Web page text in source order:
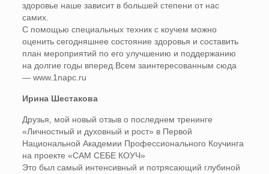
здоровье наше зависит в большей степени от нас
самих.
С помощью специальных техник с коучем можно
оценить сегодняшнее состояние здоровья и составить
план мероприятий по его улучшению и поддержанию
на долгие годы вперед.Всем заинтересованным сюда
— www.1napc.ru
Ирина Шестакова
Друзья, мой новый отзыв о последнем тренинге
«Личностный и духовный и рост» в Первой
Национальной Академии Профессионального Коучинга
на проекте «САМ СЕБЕ КОУЧ»
Это был самый интенсивный и потрясающий глубиной